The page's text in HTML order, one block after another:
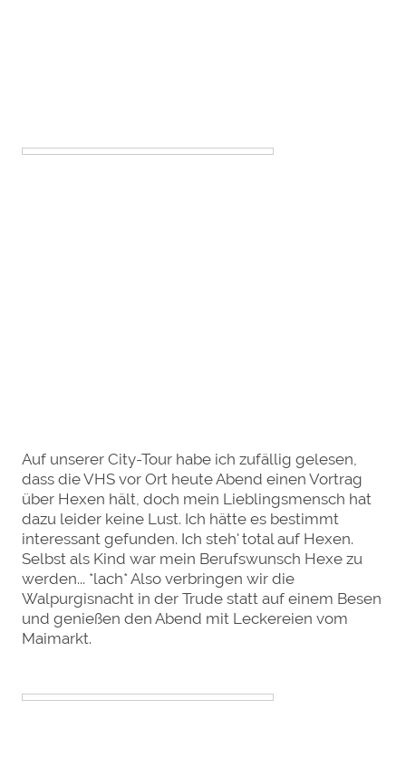
Auf unserer City-Tour habe ich zufällig gelesen,
dass die VHS vor Ort heute Abend einen Vortrag
über Hexen hält, doch mein Lieblingsmensch hat
dazu leider keine Lust. Ich hätte es bestimmt
interessant gefunden. Ich steh' total auf Hexen.
Selbst als Kind war mein Berufswunsch Hexe zu
werden... *lach* Also verbringen wir die
Walpurgisnacht in der Trude statt auf einem Besen
und genießen den Abend mit Leckereien vom
Maimarkt.